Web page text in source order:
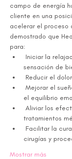
campo de energía
cliente en una
acelerar el proceso
demostrado que
para:
sensación de
Reducir el
el equilibrio
tratamientos
cirugías y
Mostrar más